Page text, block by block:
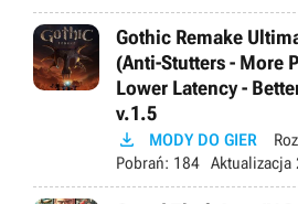
Gothic Remake
(Anti-Stutters - More
Lower Latency -
v.1.5
 MODY DO GIER
Pobrań: 184 Aktualizacja